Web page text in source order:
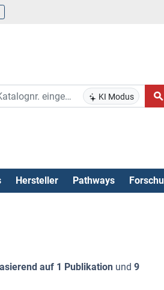
KI Modus
Hersteller Pathways
auf 1 Publikation und 9